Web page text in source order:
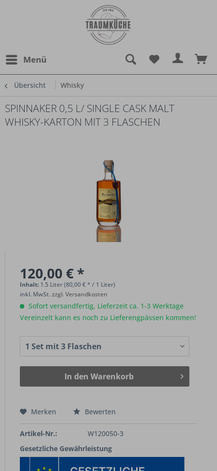
Menü
Übersicht Whisky
SPINNAKER 0,5 L/ SINGLE CASK MALT
WHISKY-KARTON MIT 3 FLASCHEN
120,00 € *
Inhalt: 1.5 Liter (80,00 € * / 1 Liter)
inkl. MwSt.zzgl. Versandkosten
Sofort versandfertig, Lieferzeit ca. 1-3 Werktage
Vereinzelt kann es noch zu Lieferengpässen kommen!
In den Warenkorb
Merken Bewerten
Artikel-Nr.:
W120050-3
Gesetzliche Gewährleistung